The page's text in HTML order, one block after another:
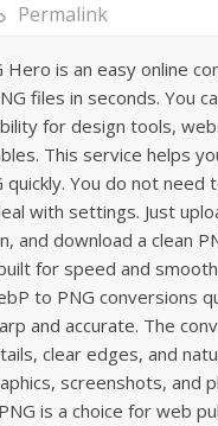
Permalink
Hero is an easy online
files in seconds. You
for design tools,
This service helps
quickly. You do not need
with settings. Just
and download a clean
for speed and
to PNG conversions
and accurate. The
clear edges, and
screenshots, and
is a choice for web